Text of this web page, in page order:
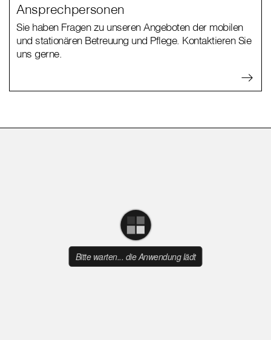
Ansprechpersonen
Sie haben Fragen zu unseren Angeboten der mobilen
und stationären Betreuung und Pflege. Kontaktieren Sie
uns gerne.